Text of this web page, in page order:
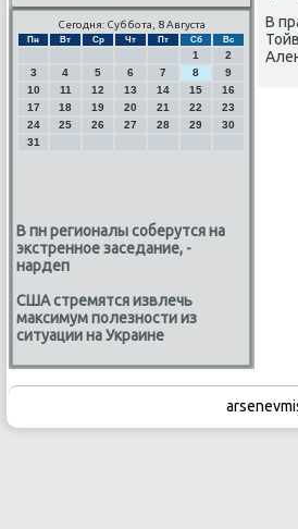
Сегодня: Суббота, 8 Августа
Пн Вт Ср Чт Пт Сб Вс
1
2
3
4 5 6 7 8
9
10
11 12 13 14 15
16
17
18 19 20 21 22
23
24
25 26 27 28 29
30
31
В пн регионалы соберутся на
экстренное заседание, -
нардеп
США стремятся извлечь
максимум полезности из
ситуации на Украине
В